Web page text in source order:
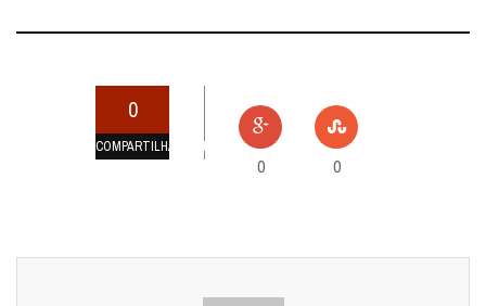
0
COMPARTILHAMENTOS
0 0